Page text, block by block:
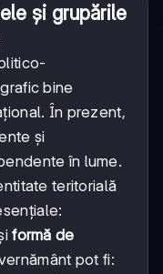
și grupările
bine
În prezent,
și
în lume.
teritorială
formă de
pot fi: